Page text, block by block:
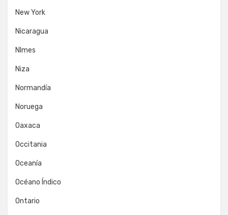
New York
Nicaragua
NImes
Niza
Normandía
Noruega
Oaxaca
Occitania
Oceanía
Océano Índico
Ontario